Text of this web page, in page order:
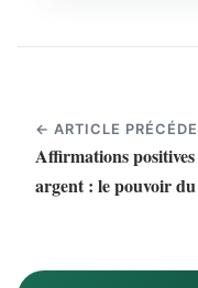
← ARTICLE
Affirmations positives
argent : le pouvoir